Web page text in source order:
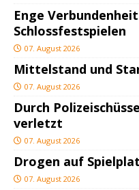
Enge
Schlossfestspielen
07. August 2026
Mittelstand und
07. August 2026
Durch
verletzt
07. August 2026
Drogen auf
07. August 2026